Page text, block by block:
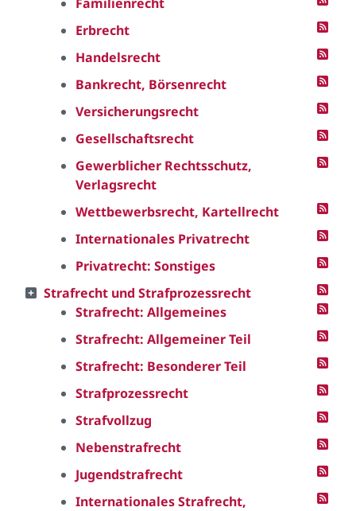
Erbrecht
Handelsrecht
Bankrecht, Börsenrecht
Versicherungsrecht
Gesellschaftsrecht
Gewerblicher Rechtsschutz,
Verlagsrecht
Wettbewerbsrecht, Kartellrecht
Internationales Privatrecht
Privatrecht: Sonstiges
Strafrecht und Strafprozessrecht
Strafrecht: Allgemeines
Strafrecht: Allgemeiner Teil
Strafrecht: Besonderer Teil
Strafprozessrecht
Strafvollzug
Nebenstrafrecht
Jugendstrafrecht
Internationales Strafrecht,